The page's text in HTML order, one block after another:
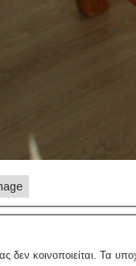
δεν κοινοποιείται. Τα